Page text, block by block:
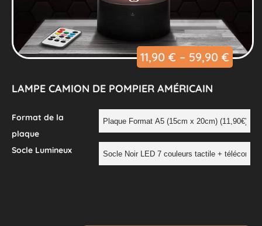
11,90 € – 59,90 €
LAMPE CAMION DE POMPIER AMÉRICAIN
Format de la
plaque
Socle Lumineux